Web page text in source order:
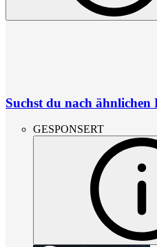
Suchst du nach ähnlichen
GESPONSERT